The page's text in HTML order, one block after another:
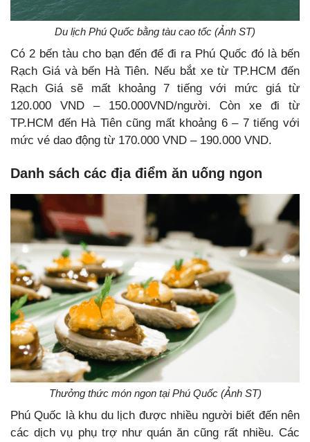
Du lịch Phú Quốc bằng tàu cao tốc (Ảnh ST)
Có 2 bến tàu cho bạn đến để đi ra Phú Quốc đó là bến
Rạch Giá và bến Hà Tiên. Nếu bắt xe từ TP.HCM đến
Rạch Giá sẽ mất khoảng 7 tiếng với mức giá từ
120.000 VND – 150.000VND/người. Còn xe đi từ
TP.HCM đến Hà Tiên cũng mất khoảng 6 – 7 tiếng với
mức vé dao động từ 170.000 VND – 190.000 VND.
Danh sách các địa điểm ăn uống ngon
Thưởng thức món ngon tại Phú Quốc (Ảnh ST)
Phú Quốc là khu du lịch được nhiều người biết đến nên
các dịch vụ phụ trợ như quán ăn cũng rất nhiều. Các